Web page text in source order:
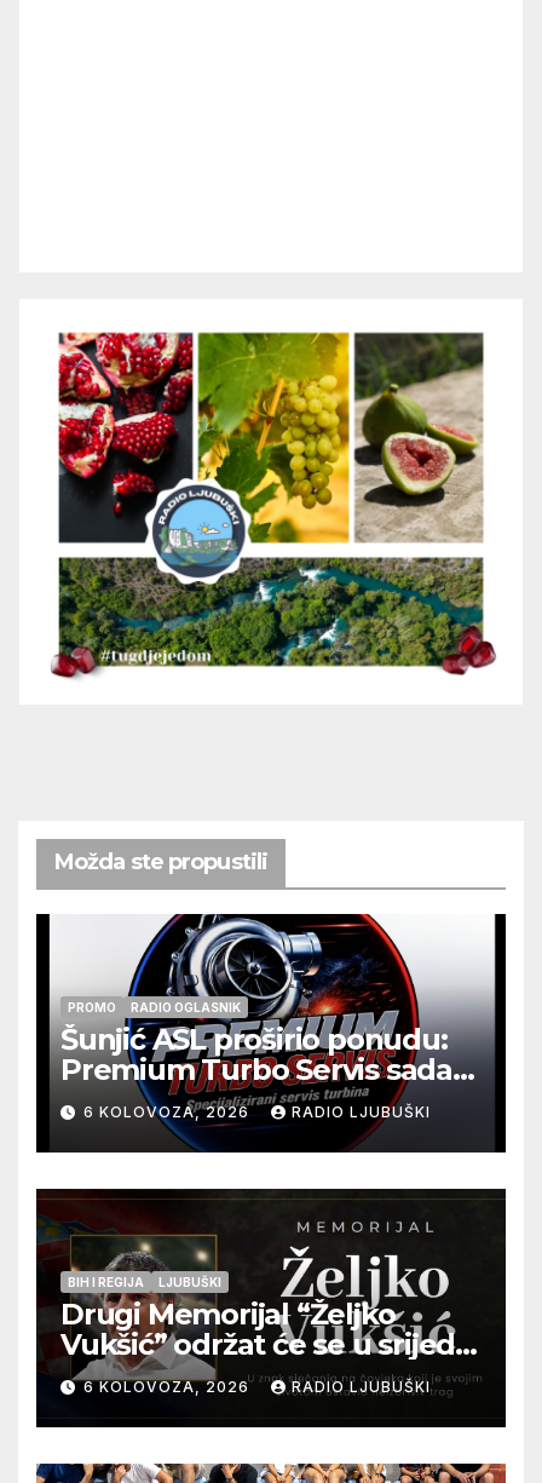
Možda ste propustili
PROMO RADIO OGLASNIK
Šunjić ASL proširio ponudu:
Premium Turbo Servis sada
na jednoj adresi u Ljubuškom
6 KOLOVOZA, 2026 RADIO LJUBUŠKI
BIH I REGIJA LJUBUŠKI
Drugi Memorijal “Željko
Vukšić” održat će se u srijedu
12. kolovoza u Otoku
6 KOLOVOZA, 2026 RADIO LJUBUŠKI